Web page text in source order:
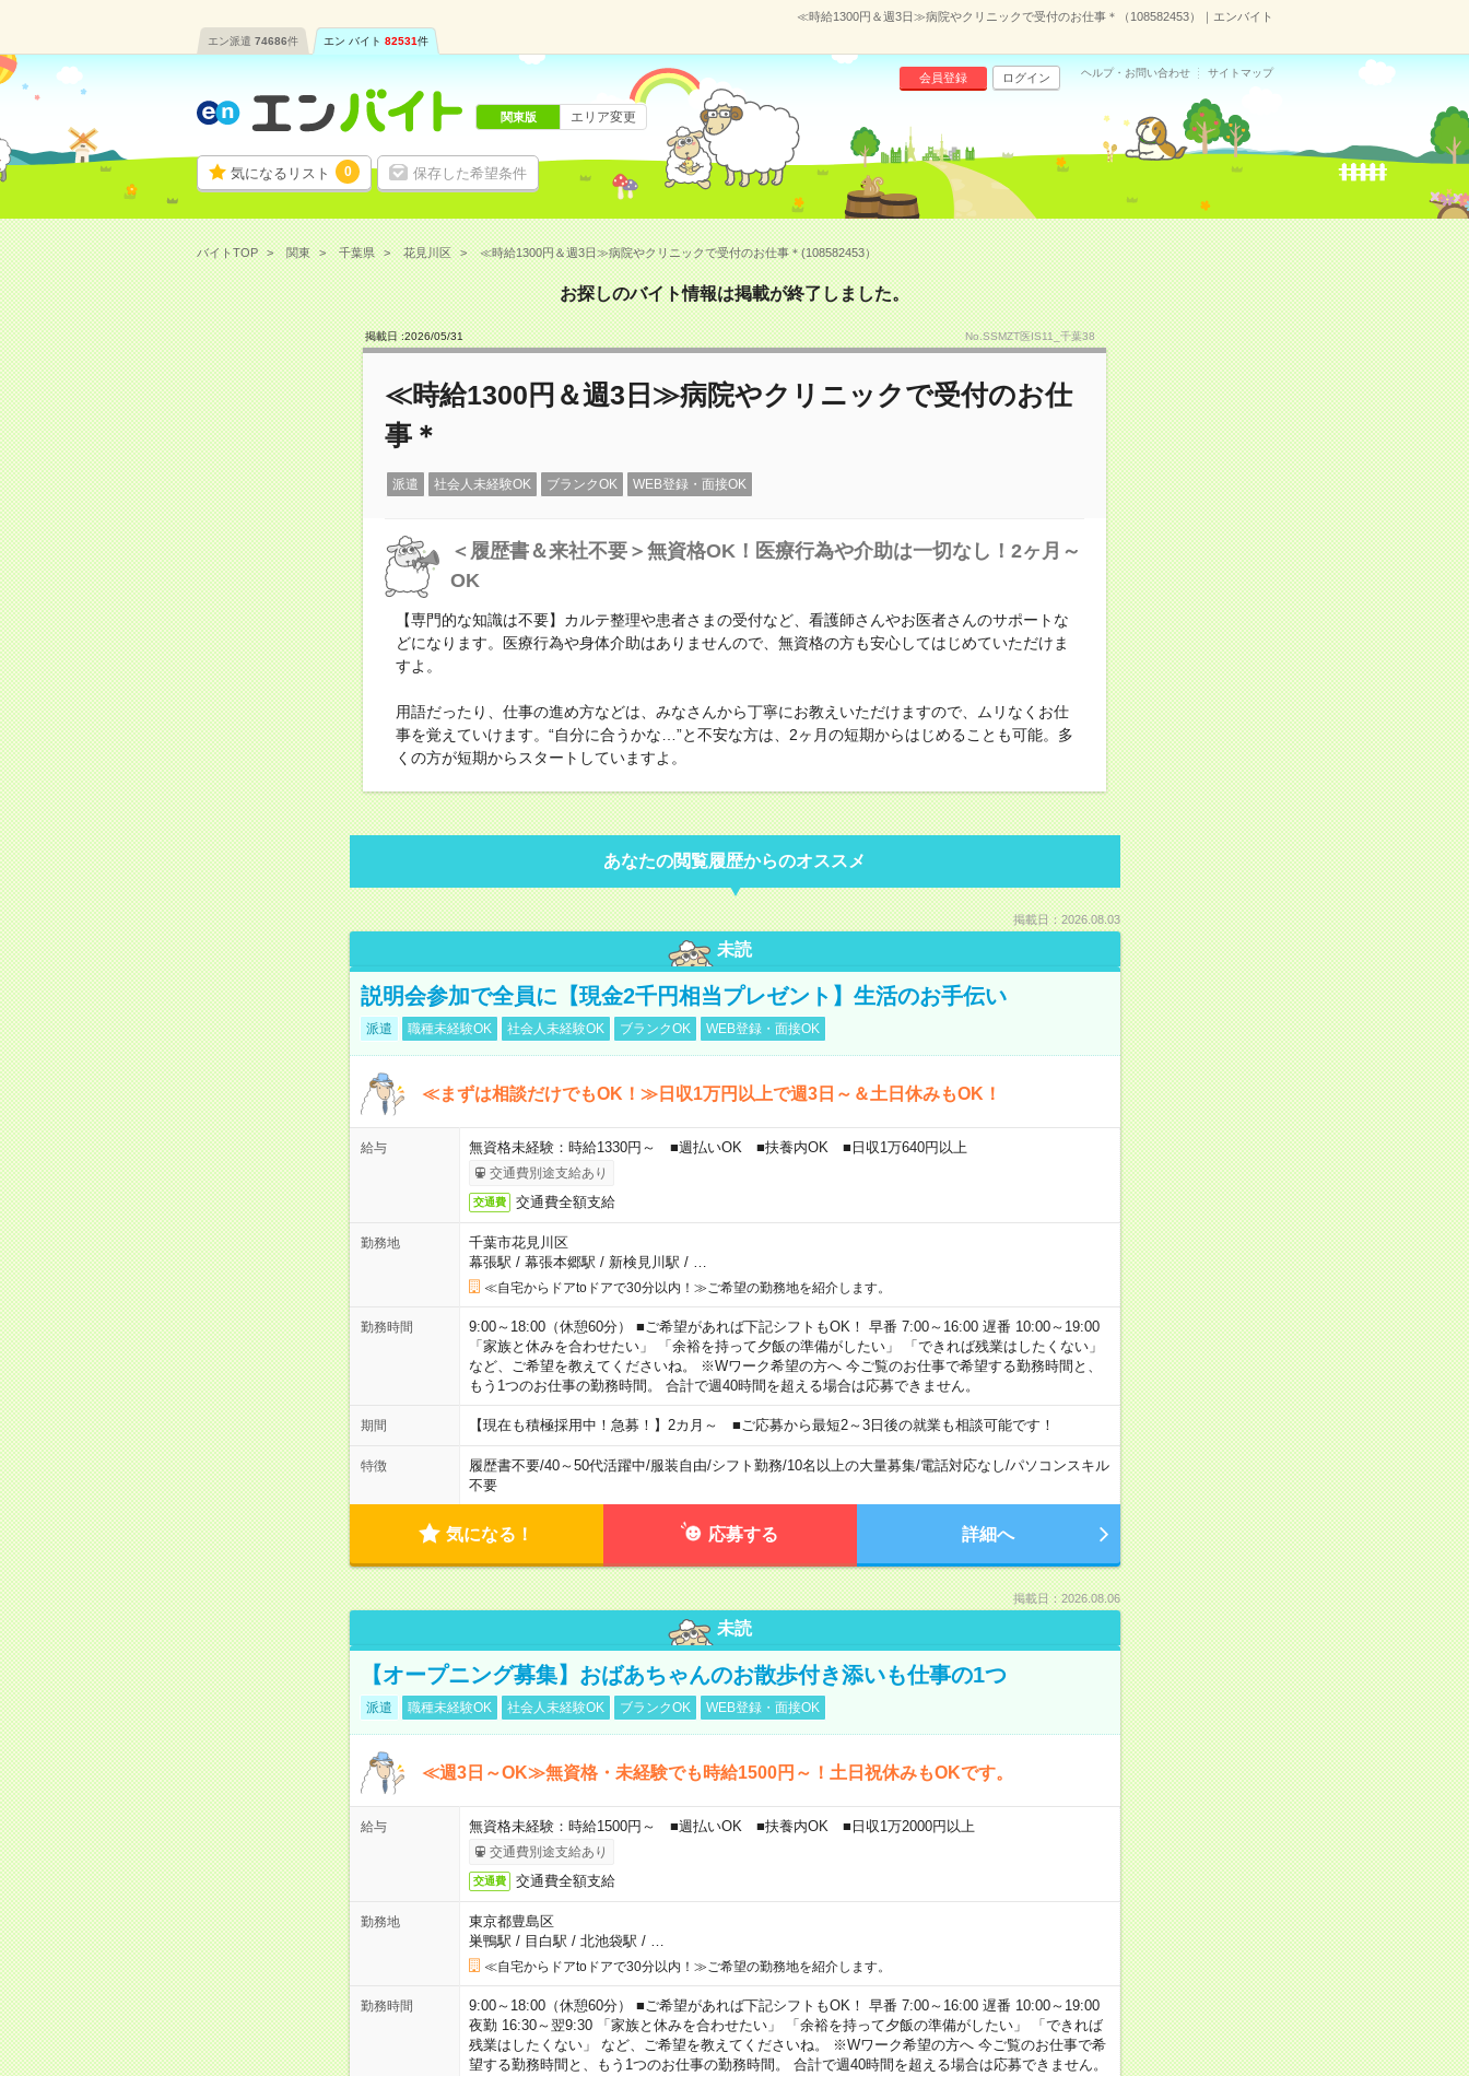
≪時給1300円＆週3日≫病院やクリニックで受付のお仕事＊（108582453）｜エンバイト
エン派遣 74686件 エン バイト 82531件
気になるリスト 0 保存した希望条件
会員登録 ログイン ヘルプ・お問い合わせ サイトマップ
関東版 エリア変更
バイトTOP 関東 千葉県 花見川区 ≪時給1300円＆週3日≫病院やクリニックで受付のお仕事＊(108582453）
お探しのバイト情報は掲載が終了しました。
掲載日 :2026/05/31 No.SSMZT医IS11_千葉38
≪時給1300円＆週3日≫病院やクリニックで受付のお仕
事＊
派遣 社会人未経験OK ブランクOK WEB登録・面接OK
＜履歴書＆来社不要＞無資格OK！医療行為や介助は一切なし！2ヶ月～
OK
【専門的な知識は不要】カルテ整理や患者さまの受付など、看護師さんやお医者さんのサポートな
どになります。医療行為や身体介助はありませんので、無資格の方も安心してはじめていただけま
すよ。
用語だったり、仕事の進め方などは、みなさんから丁寧にお教えいただけますので、ムリなくお仕
事を覚えていけます。“自分に合うかな…”と不安な方は、2ヶ月の短期からはじめることも可能。多
くの方が短期からスタートしていますよ。
あなたの閲覧履歴からのオススメ
掲載日：2026.08.03
未読
説明会参加で全員に【現金2千円相当プレゼント】生活のお手伝い
派遣 職種未経験OK 社会人未経験OK ブランクOK WEB登録・面接OK
≪まずは相談だけでもOK！≫日収1万円以上で週3日～＆土日休みもOK！
給与 無資格未経験：時給1330円～ ■週払いOK ■扶養内OK ■日収1万640円以上
交通費別途支給あり
交通費 交通費全額支給
勤務地
千葉市花見川区
幕張駅 / 幕張本郷駅 / 新検見川駅 /
≪自宅からドアtoドアで30分以内！≫ご希望の勤務地を紹介します。
勤務時間
9:00～18:00（休憩60分） ■ご希望があれば下記シフトもOK！ 早番 7:00～16:00 遅番 10:00～19:00
「家族と休みを合わせたい」 「余裕を持って夕飯の準備がしたい」 「できれば残業はしたくない」
など、ご希望を教えてくださいね。 ※Wワーク希望の方へ 今ご覧のお仕事で希望する勤務時間と、
もう1つのお仕事の勤務時間。 合計で週40時間を超える場合は応募できません。
期間 【現在も積極採用中！急募！】2カ月～ ■ご応募から最短2～3日後の就業も相談可能です！
特徴 履歴書不要/40～50代活躍中/服装自由/シフト勤務/10名以上の大量募集/電話対応なし/パソコンスキル
不要
気になる！ 応募する 詳細へ
掲載日：2026.08.06
未読
【オープニング募集】おばあちゃんのお散歩付き添いも仕事の1つ
派遣 職種未経験OK 社会人未経験OK ブランクOK WEB登録・面接OK
≪週3日～OK≫無資格・未経験でも時給1500円～！土日祝休みもOKです。
給与 無資格未経験：時給1500円～ ■週払いOK ■扶養内OK ■日収1万2000円以上
交通費別途支給あり
交通費 交通費全額支給
勤務地
東京都豊島区
巣鴨駅 / 目白駅 / 北池袋駅 /
≪自宅からドアtoドアで30分以内！≫ご希望の勤務地を紹介します。
勤務時間
9:00～18:00（休憩60分） ■ご希望があれば下記シフトもOK！ 早番 7:00～16:00 遅番 10:00～19:00
夜勤 16:30～翌9:30 「家族と休みを合わせたい」 「余裕を持って夕飯の準備がしたい」 「できれば
残業はしたくない」 など、ご希望を教えてくださいね。 ※Wワーク希望の方へ 今ご覧のお仕事で希
望する勤務時間と、もう1つのお仕事の勤務時間。 合計で週40時間を超える場合は応募できません。